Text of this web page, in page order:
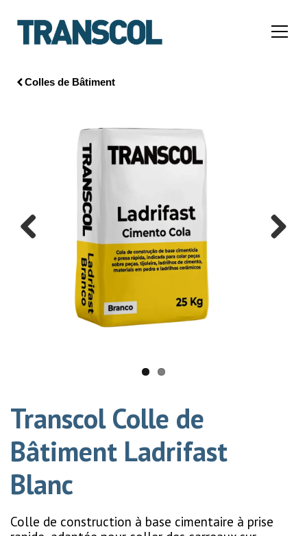
Colles de Bâtiment
Transcol Colle de
Bâtiment Ladrifast
Blanc
Colle de construction à base cimentaire à prise